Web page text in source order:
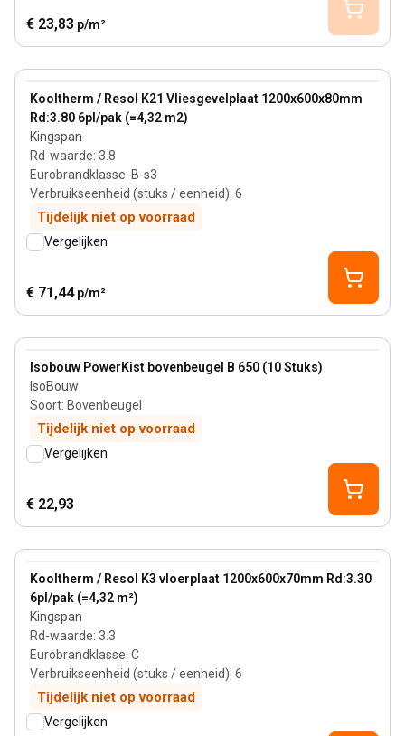
€ 23,83 p/m²
Kooltherm / Resol K21 Vliesgevelplaat 1200x600x80mm
Rd:3.80 6pl/pak (=4,32 m2)
Kingspan
Rd-waarde: 3.8
Eurobrandklasse: B-s3
Verbruikseenheid (stuks / eenheid): 6
Tijdelijk niet op voorraad
View product
Vergelijken
€ 71,44 p/m²
Isobouw PowerKist bovenbeugel B 650 (10 Stuks)
IsoBouw
Soort: Bovenbeugel
Tijdelijk niet op voorraad
View product
Vergelijken
€ 22,93
Kooltherm / Resol K3 vloerplaat 1200x600x70mm Rd:3.30
6pl/pak (=4,32 m²)
Kingspan
Rd-waarde: 3.3
Eurobrandklasse: C
Verbruikseenheid (stuks / eenheid): 6
Tijdelijk niet op voorraad
View product
Vergelijken